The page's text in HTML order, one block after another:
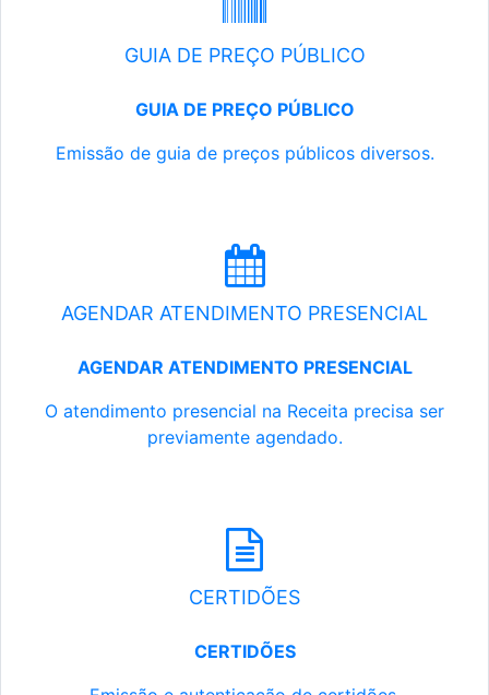
GUIA DE PREÇO PÚBLICO
GUIA DE PREÇO PÚBLICO
Emissão de guia de preços públicos diversos.
AGENDAR ATENDIMENTO PRESENCIAL
AGENDAR ATENDIMENTO PRESENCIAL
O atendimento presencial na Receita precisa ser
previamente agendado.
CERTIDÕES
CERTIDÕES